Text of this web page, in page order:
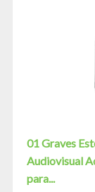
01 Graves
Audiovisual
para...